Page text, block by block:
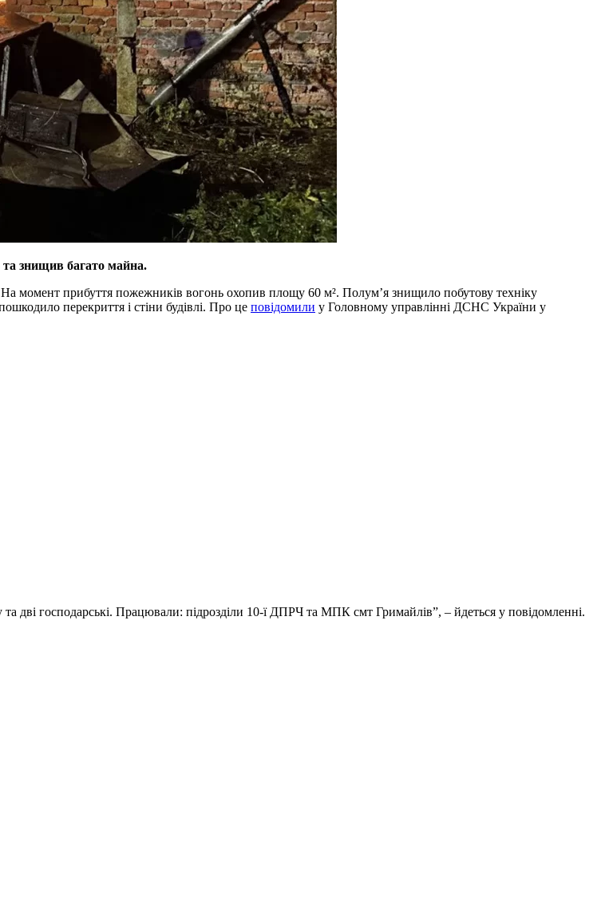
знищив багато майна.
момент прибуття пожежників вогонь охопив площу 60 м². Полум’я знищило побутову техніку
перекриття і стіни будівлі. Про це повідомили у Головному управлінні ДСНС України у
дві господарські. Працювали: підрозділи 10-ї ДПРЧ та МПК смт Гримайлів”, – йдеться у повідомленні.